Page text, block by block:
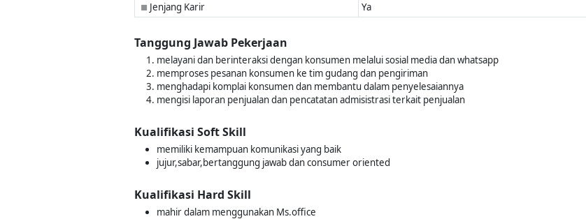
■ Jenjang Karir Ya
Tanggung Jawab Pekerjaan
melayani dan berinteraksi dengan konsumen melalui sosial media dan whatsapp
memproses pesanan konsumen ke tim gudang dan pengiriman
menghadapi komplai konsumen dan membantu dalam penyelesaiannya
mengisi laporan penjualan dan pencatatan admisistrasi terkait penjualan
Kualifikasi Soft Skill
memiliki kemampuan komunikasi yang baik
jujur,sabar,bertanggung jawab dan consumer oriented
Kualifikasi Hard Skill
mahir dalam menggunakan Ms.office